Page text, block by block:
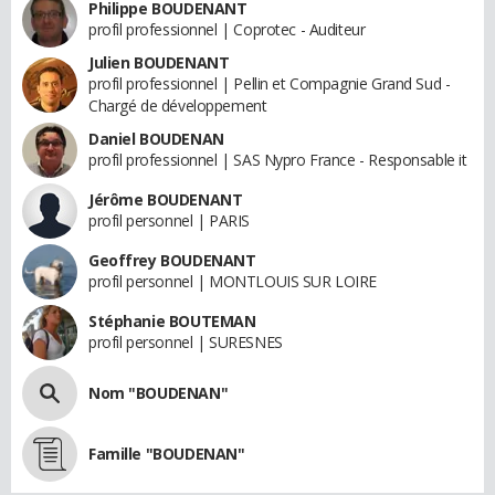
Philippe BOUDENANT
profil professionnel | Coprotec - Auditeur
Julien BOUDENANT
profil professionnel | Pellin et Compagnie Grand Sud -
Chargé de développement
Daniel BOUDENAN
profil professionnel | SAS Nypro France - Responsable it
Jérôme BOUDENANT
profil personnel | PARIS
Geoffrey BOUDENANT
profil personnel | MONTLOUIS SUR LOIRE
Stéphanie BOUTEMAN
profil personnel | SURESNES
Nom "BOUDENAN"
Famille "BOUDENAN"